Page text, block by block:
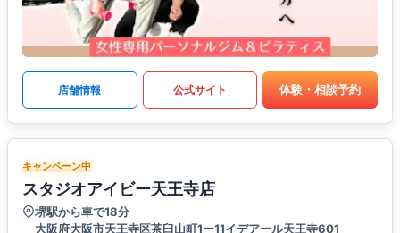
店舗情報 公式サイト 体験・相談予約
キャンペーン中
スタジオアイビー天王寺店
堺駅から車で18分
大阪府大阪市天王寺区茶臼山町1ー11イデアール天王寺601